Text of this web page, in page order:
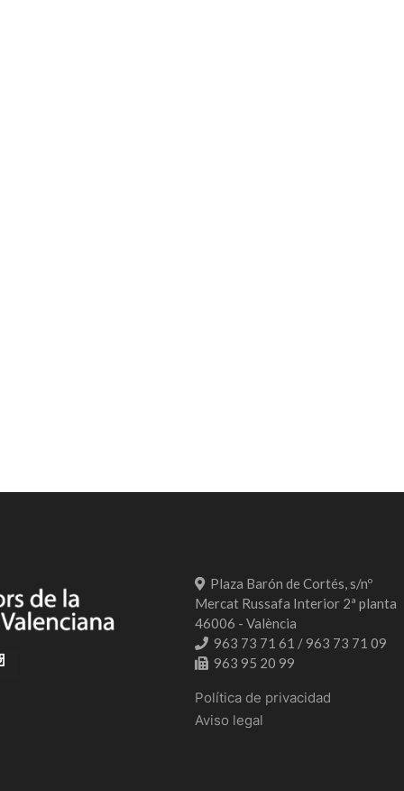
Plaza Barón de Cortés, s/nº
Mercat Russafa Interior 2ª planta
46006 - València
963 73 71 61 / 963 73 71 09
963 95 20 99
Política de privacidad
Aviso legal